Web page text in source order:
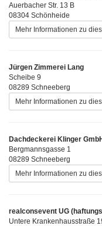
Auerbacher Str. 13 B
08304 Schönheide
Mehr Informationen zu
Jürgen Zimmerei Lang
Scheibe 9
08289 Schneeberg
Mehr Informationen zu
Dachdeckerei Klinger
Bergmannsgasse 1
08289 Schneeberg
Mehr Informationen zu
realconsevent UG
Untere Krankenhausstraße